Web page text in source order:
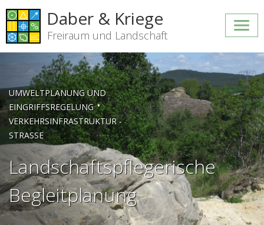
Daber & Kriege
Freiraum und Landschaft
UMWELTPLANUNG UND
EINGRIFFSREGELUNG•
VERKEHRSINFRASTRUKTUR -
STRASSE
Landschaftspflegerische
Begleitplanung